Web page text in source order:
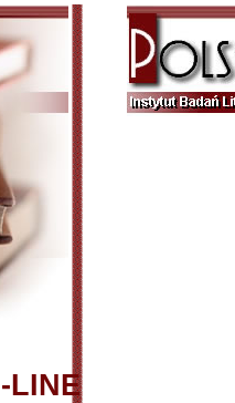
LINE